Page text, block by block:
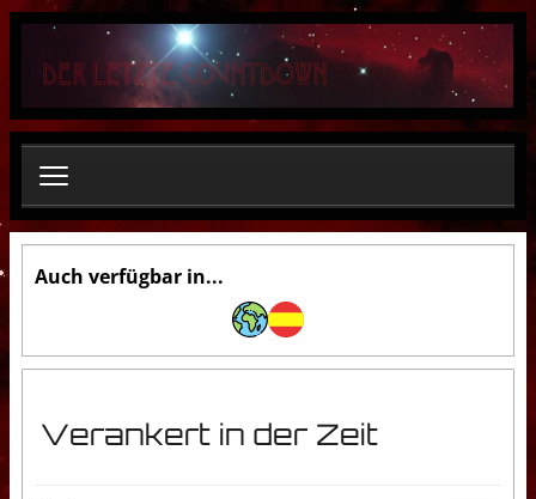
Auch verfügbar in...
Verankert in der Zeit